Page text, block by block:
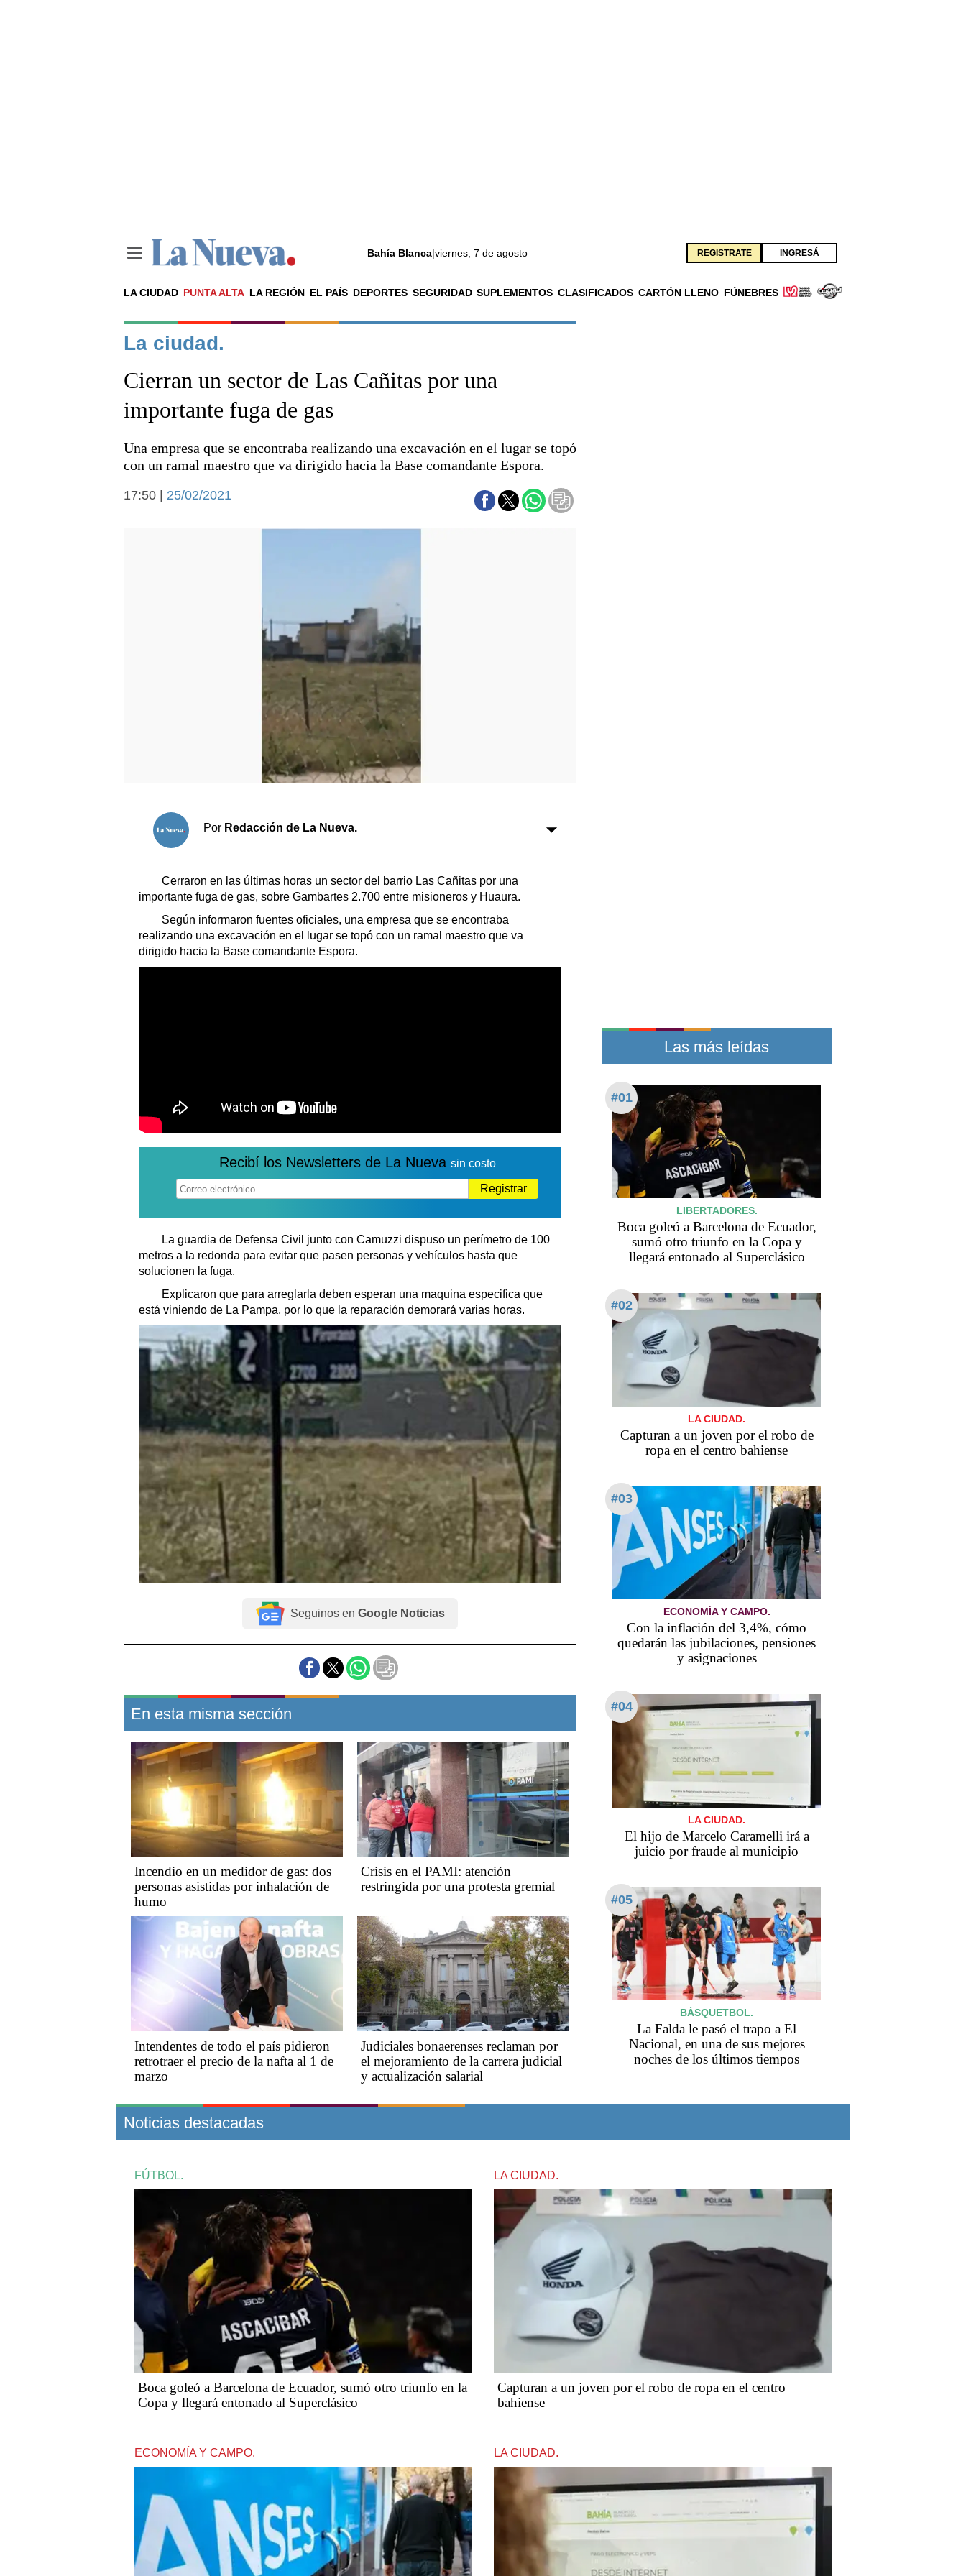
Bahía Blanca|viernes, 7 de agosto REGISTRATE INGRESÁ
LA CIUDAD PUNTA ALTA LA REGIÓN EL PAÍS DEPORTES SEGURIDAD SUPLEMENTOS CLASIFICADOS CARTÓN LLENO FÚNEBRES
Noticias
La ciudad
El país
Seguridad
Deportes
Escenario Olímpico
Liga del Sur
Con el campo
Espacio empresas
Sociedad
Tecnología
Turismo
Salud
Es viral
Clasificados
Horóscopo
Servicios
Farmacias
Transportes
Loterías
Datos Útiles
Fúnebres
La ciudad.
Cierran un sector de Las Cañitas por una
importante fuga de gas
Una empresa que se encontraba realizando una excavación en el lugar se topó
con un ramal maestro que va dirigido hacia la Base comandante Espora.
17:50 | 25/02/2021
Por Redacción de La Nueva.
Cerraron en las últimas horas un sector del barrio Las Cañitas por una
importante fuga de gas, sobre Gambartes 2.700 entre misioneros y Huaura.
Según informaron fuentes oficiales, una empresa que se encontraba
realizando una excavación en el lugar se topó con un ramal maestro que va
dirigido hacia la Base comandante Espora.
Recibí los Newsletters de La Nueva sin costo
Registrar
La guardia de Defensa Civil junto con Camuzzi dispuso un perímetro de 100
metros a la redonda para evitar que pasen personas y vehículos hasta que
solucionen la fuga.
Explicaron que para arreglarla deben esperan una maquina especifica que
está viniendo de La Pampa, por lo que la reparación demorará varias horas.
Seguinos en Google Noticias
En esta misma sección
Incendio en un medidor de gas: dos
personas asistidas por inhalación de
humo
Crisis en el PAMI: atención
restringida por una protesta gremial
Intendentes de todo el país pidieron
retrotraer el precio de la nafta al 1 de
marzo
Judiciales bonaerenses reclaman por
el mejoramiento de la carrera judicial
y actualización salarial
Las más leídas
#01
LIBERTADORES.
Boca goleó a Barcelona de Ecuador,
sumó otro triunfo en la Copa y
llegará entonado al Superclásico
#02
LA CIUDAD.
Capturan a un joven por el robo de
ropa en el centro bahiense
#03
ECONOMÍA Y CAMPO.
Con la inflación del 3,4%, cómo
quedarán las jubilaciones, pensiones
y asignaciones
#04
LA CIUDAD.
​​​​​El hijo de Marcelo Caramelli irá a
juicio por fraude al municipio
#05
BÁSQUETBOL.
La Falda le pasó el trapo a El
Nacional, en una de sus mejores
noches de los últimos tiempos
Noticias destacadas
FÚTBOL.
Boca goleó a Barcelona de Ecuador, sumó otro triunfo en la
Copa y llegará entonado al Superclásico
LA CIUDAD.
Capturan a un joven por el robo de ropa en el centro
bahiense
ECONOMÍA Y CAMPO. LA CIUDAD.